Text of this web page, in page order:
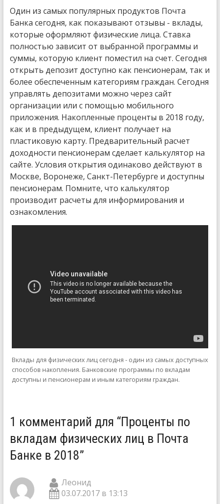
Один из самых популярных продуктов Почта
Банка сегодня, как показывают отзывы - вклады,
которые оформляют физические лица. Ставка
полностью зависит от выбранной программы и
суммы, которую клиент поместил на счет. Сегодня
открыть депозит доступно как пенсионерам, так и
более обеспеченным категориям граждан. Сегодня
управлять депозитами можно через сайт
организации или с помощью мобильного
приложения. Накопленные проценты в 2018 году,
как и в предыдущем, клиент получает на
пластиковую карту. Предварительный расчет
доходности пенсионерам сделает калькулятор на
сайте. Условия открытия одинаково действуют в
Москве, Воронеже, Санкт-Петербурге и доступны
пенсионерам. Помните, что калькулятор
производит расчеты для информирования и
ознакомления.
Вклады для физических лиц сегодня - один из самых доступных
способов накопления. Банковские программы по вкладам
доступны и пенсионерам и иным категориям граждан.
1 комментарий для “Проценты по
вкладам физических лиц в Почта
Банке в 2018”
Леонид
03.07.2017 в 13:13